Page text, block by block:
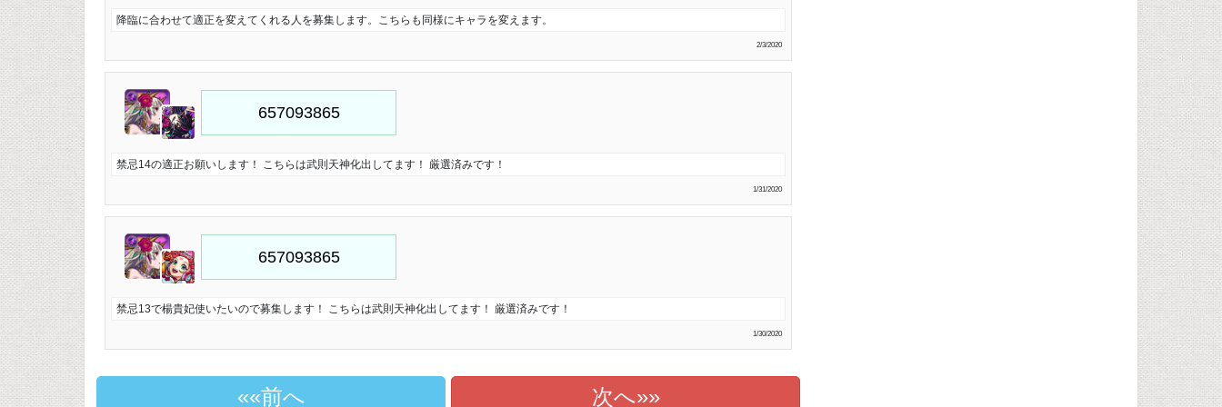
降臨に合わせて適正を変えてくれる人を募集します。こちらも同様にキャラを変えます。
2/3/2020
禁忌14の適正お願いします！ こちらは武則天神化出してます！ 厳選済みです！
1/31/2020
禁忌13で楊貴妃使いたいので募集します！ こちらは武則天神化出してます！ 厳選済みです！
1/30/2020
«前へ 次へ»